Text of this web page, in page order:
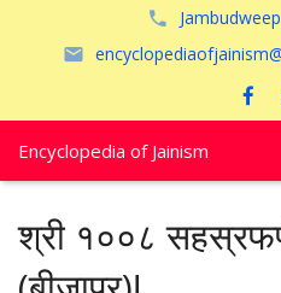
Encyclopedia of Jainism
पूजायें
श्री १००८